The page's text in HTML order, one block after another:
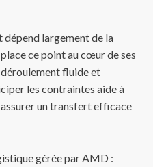
dépend largement de la
ce point au cœur de ses
fluide et
les contraintes aide à
un transfert efficace
gérée par AMD :